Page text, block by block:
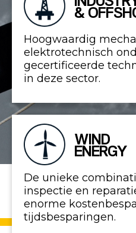
&
Hoogwaardig
elektrotechnisch
gecertificeerde
in deze sector.
WIND
ENERGY
De unieke
inspectie en
enorme
tijdsbesparingen.